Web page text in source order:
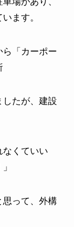
ます。
「カーポー
したが、建設
なくていい
思って、外構